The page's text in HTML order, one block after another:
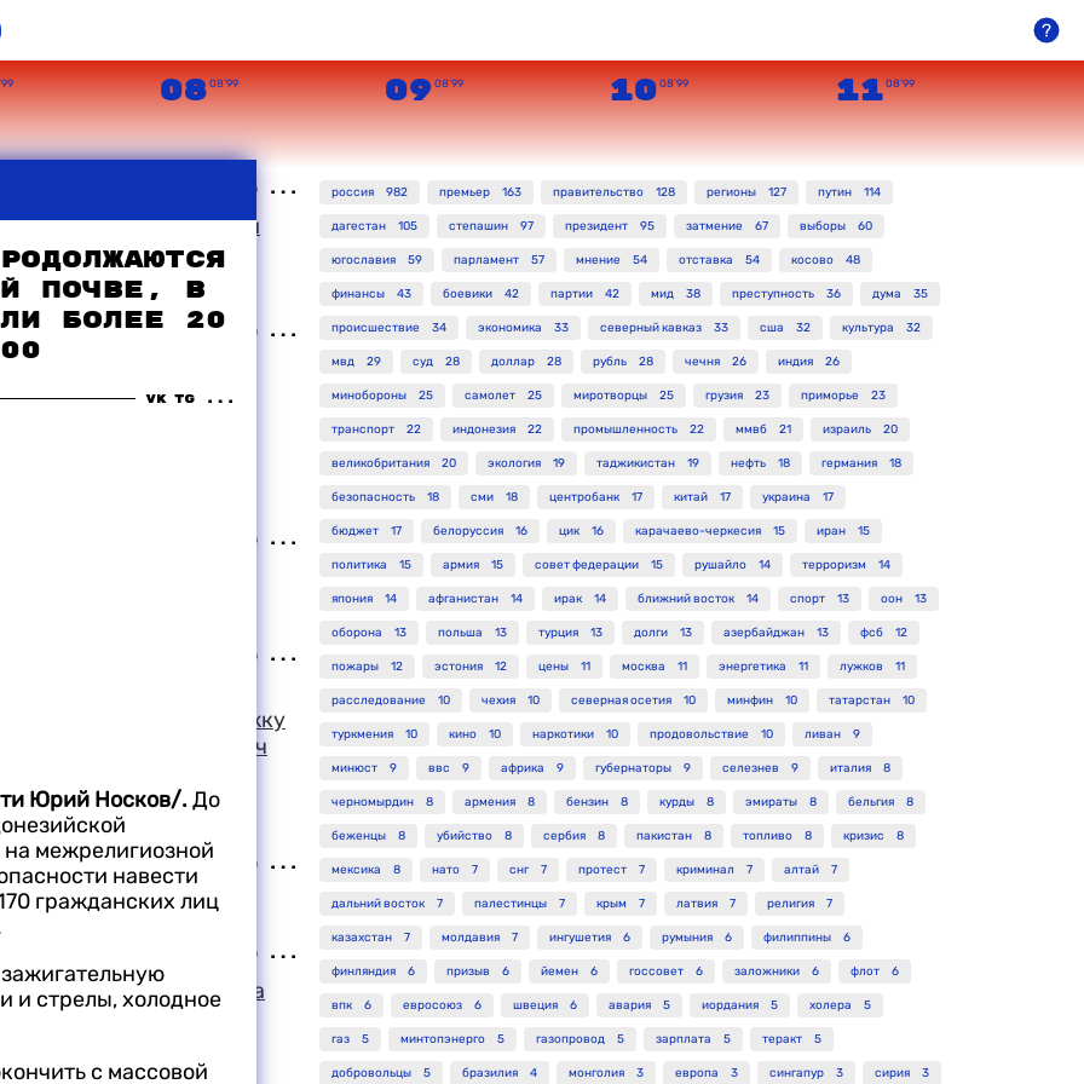
08 08’99 09 08’99 10 08’99 11 08’99
боевиками
что "всех русских в
с
затмением по
и народа России
огромную поддержку
Слободан Милошевич
Великобритании
о расследовании дела
в пособничестве
россия 982 премьер 163 правительство 128 регионы 127 путин 114
дагестан 105 степашин 97 президент 95 затмение 67 выборы 60
югославия 59 парламент 57 мнение 54 отставка 54 косово 48
финансы 43 боевики 42 партии 42 мид 38 преступность 36 дума 35
происшествие 34 экономика 33 северный кавказ 33 сша 32 культура 32
мвд 29 суд 28 доллар 28 рубль 28 чечня 26 индия 26
минобороны 25 самолет 25 миротворцы 25 грузия 23 приморье 23
транспорт 22 индонезия 22 промышленность 22 ммвб 21 израиль 20
великобритания 20 экология 19 таджикистан 19 нефть 18 германия 18
безопасность 18 сми 18 центробанк 17 китай 17 украина 17
бюджет 17 белоруссия 16 цик 16 карачаево-черкесия 15 иран 15
политика 15 армия 15 совет федерации 15 рушайло 14 терроризм 14
япония 14 афганистан 14 ирак 14 ближний восток 14 спорт 13 оон 13
оборона 13 польша 13 турция 13 долги 13 азербайджан 13 фсб 12
пожары 12 эстония 12 цены 11 москва 11 энергетика 11 лужков 11
расследование 10 чехия 10 северная осетия 10 минфин 10 татарстан 10
туркмения 10 кино 10 наркотики 10 продовольствие 10 ливан 9
минюст 9 ввс 9 африка 9 губернаторы 9 селезнев 9 италия 8
черномырдин 8 армения 8 бензин 8 курды 8 эмираты 8 бельгия 8
беженцы 8 убийство 8 сербия 8 пакистан 8 топливо 8 кризис 8
мексика 8 нато 7 снг 7 протест 7 криминал 7 алтай 7
дальний восток 7 палестинцы 7 крым 7 латвия 7 религия 7
казахстан 7 молдавия 7 ингушетия 6 румыния 6 филиппины 6
финляндия 6 призыв 6 йемен 6 госсовет 6 заложники 6 флот 6
впк 6 евросоюз 6 швеция 6 авария 5 иордания 5 холера 5
газ 5 минтопэнерго 5 газопровод 5 зарплата 5 теракт 5
добровольцы 5 бразилия 4 монголия 3 европа 3 сингапур 3 сирия 3
почве, в
более 20
Юрий Носков/.До
межрелигиозной
навести
гражданских лиц
и стрелы, холодное
с массовой